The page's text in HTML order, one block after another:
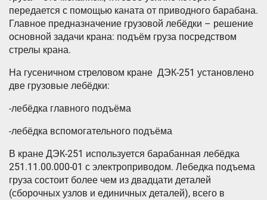
передается с помощью каната от приводного барабана.
Главное предназначение грузовой лебёдки – решение
основной задачи крана: подъём груза посредством
стрелы крана.
На гусеничном стреловом кране ДЭК-251 установлено
две грузовые лебёдки:
-лебёдка главного подъёма
-лебёдка вспомогательного подъёма
В кране ДЭК-251 используется барабанная лебёдка
251.11.00.000-01 с электроприводом. Лебедка подъема
груза состоит более чем из двадцати деталей
(сборочных узлов и единичных деталей), всего в